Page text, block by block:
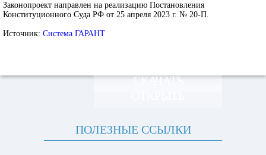
Законопроект направлен на реализацию Постановления
Конституционного Суда РФ от 25 апреля 2023 г. № 20-П.
Источник: Система ГАРАНТ
СКАЧАТЬ
ПОЛЕЗНЫЕ ССЫЛКИ